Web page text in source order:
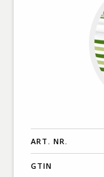
ART. NR.
GTIN